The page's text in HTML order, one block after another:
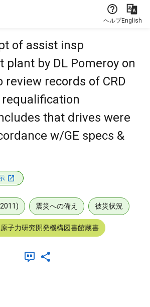
ヘルプEnglish
of assist insp
plant by DL Pomeroy on
review records of CRD
that drives were
w/GE specs &
震災への備え 被災状況
子力研究開発機構図書館蔵書